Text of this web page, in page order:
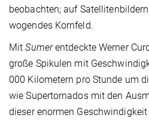
beobachten; auf
wogendes Kornfeld.
Mit Sumerentdeckte Werner
große Spikulen mit
000 Kilometern pro Stunde um
wie Supertornados mit den
dieser enormen